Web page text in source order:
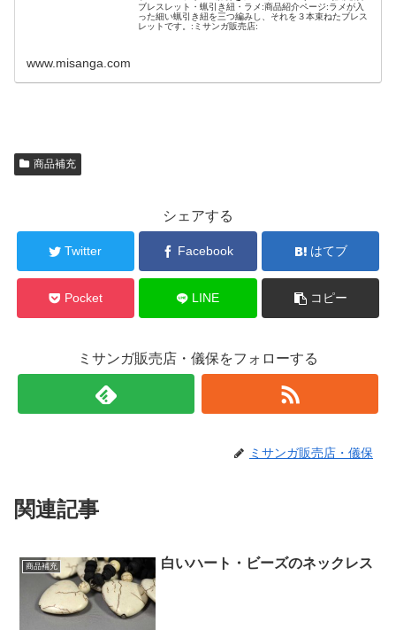
ブレスレット・蝋引き紐・ラメ:商品紹介ページ:ラメが入
った細い蝋引き紐を三つ編みし、それを３本束ねたブレス
レットです。:ミサンガ販売店:
www.misanga.com
商品補充
シェアする
Twitter Facebook はてブ
Pocket LINE コピー
ミサンガ販売店・儀保をフォローする
ミサンガ販売店・儀保
関連記事
商品補充 白いハート・ビーズのネックレス